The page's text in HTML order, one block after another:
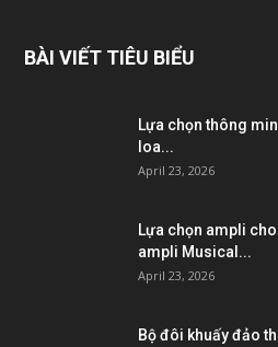
BÀI VIẾT TIÊU BIỂU
Lựa chọn thông
loa...
April 23, 2026
Lựa chọn ampli
ampli Musical...
April 23, 2026
Bộ đôi khuấy đảo